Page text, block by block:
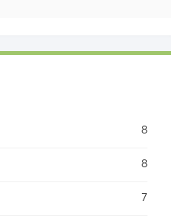
8
8
7